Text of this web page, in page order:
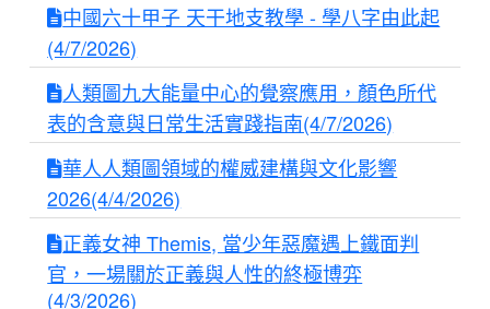
中國六十甲子 天干地支教學 - 學八字由此起
(4/7/2026)
人類圖九大能量中心的覺察應用，顏色所代
表的含意與日常生活實踐指南(4/7/2026)
華人人類圖領域的權威建構與文化影響
2026(4/4/2026)
正義女神 Themis, 當少年惡魔遇上鐵面判
官，一場關於正義與人性的終極博弈
(4/3/2026)